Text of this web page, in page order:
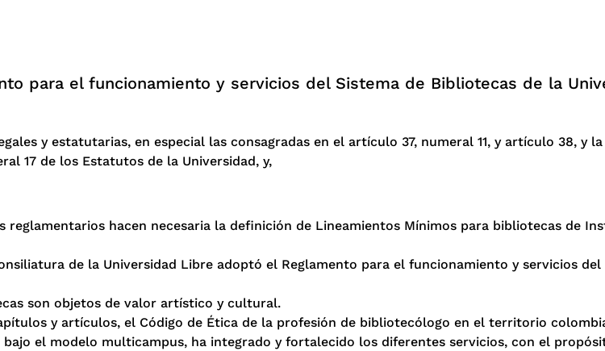
para el funcionamiento y servicios del Sistema de Bibliotecas de la
y estatutarias, en especial las consagradas en el artículo 37, numeral 11, y artículo 38, y la
17 de los Estatutos de la Universidad, y,
reglamentarios hacen necesaria la definición de Lineamientos Mínimos para bibliotecas de
de la Universidad Libre adoptó el Reglamento para el funcionamiento y servicios del
son objetos de valor artístico y cultural.
y artículos, el Código de Ética de la profesión de bibliotecólogo en el territorio
el modelo multicampus, ha integrado y fortalecido los diferentes servicios, con el